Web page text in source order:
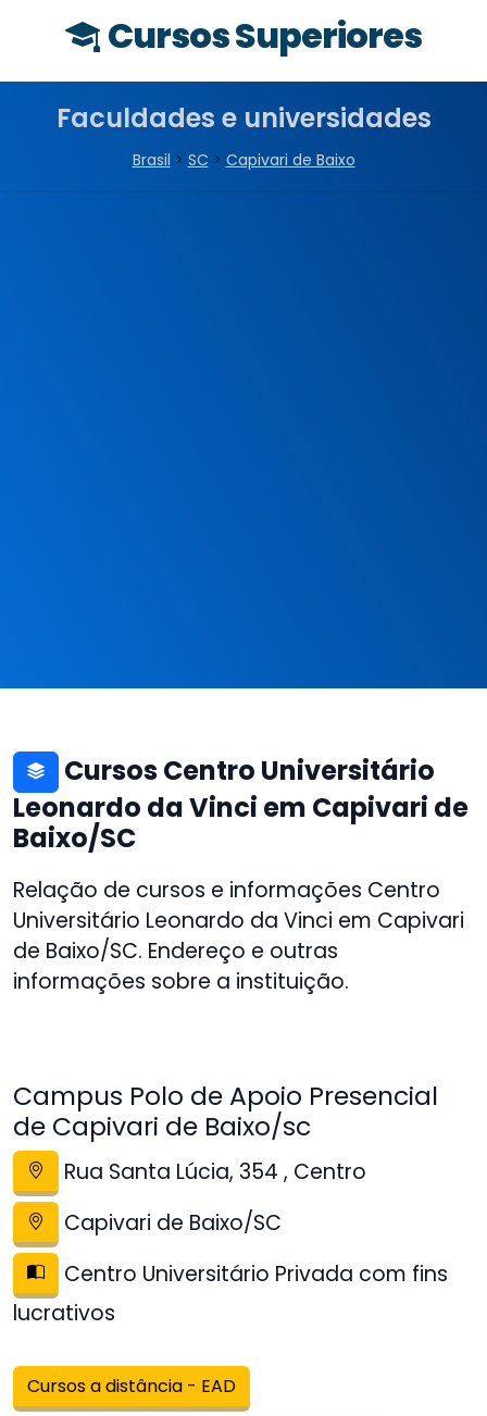
Cursos Superiores
Faculdades e universidades
Brasil > SC > Capivari de Baixo
Cursos Centro Universitário
Leonardo da Vinci em Capivari de
Baixo/SC
Relação de cursos e informações Centro
Universitário Leonardo da Vinci em Capivari
de Baixo/SC. Endereço e outras
informações sobre a instituição.
Campus Polo de Apoio Presencial
de Capivari de Baixo/sc
Rua Santa Lúcia, 354 , Centro
Capivari de Baixo/SC
Centro Universitário Privada com fins
lucrativos
Cursos a distância - EAD